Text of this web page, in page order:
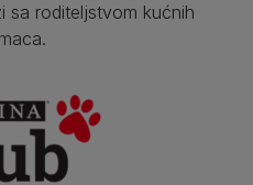
sa roditeljstvom kućnih